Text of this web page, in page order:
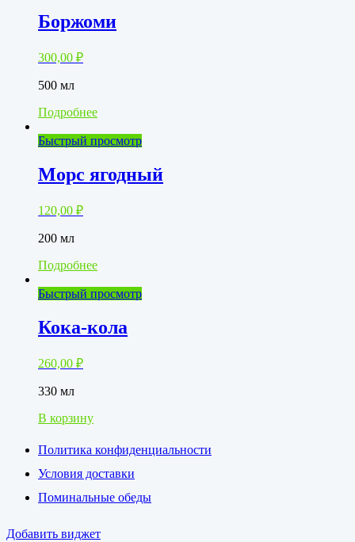
Боржоми
300,00 ₽
500 мл
Подробнее
Быстрый просмотр
Морс ягодный
120,00 ₽
200 мл
Подробнее
Быстрый просмотр
Кока-кола
260,00 ₽
330 мл
В корзину
Политика конфиденциальности
Условия доставки
Поминальные обеды
Добавить виджет